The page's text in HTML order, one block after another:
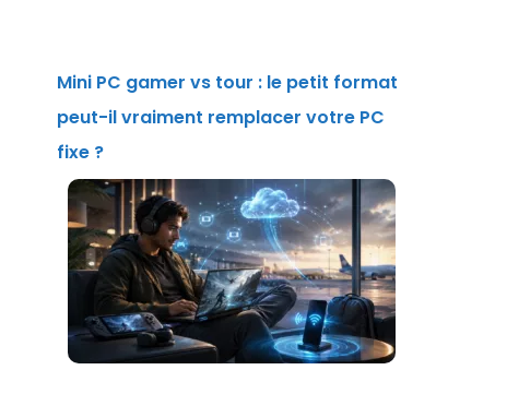
Mini PC gamer vs tour : le petit format
peut-il vraiment remplacer votre PC
fixe ?